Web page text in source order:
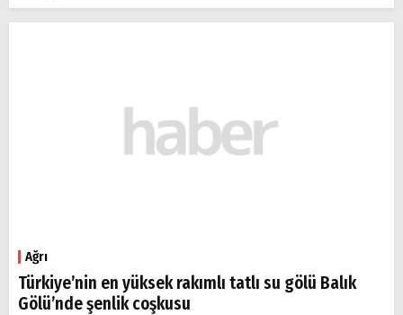
Ağrı
Türkiye’nin en yüksek rakımlı tatlı su gölü Balık
Gölü’nde şenlik coşkusu